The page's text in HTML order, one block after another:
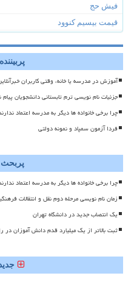
فیش حج
قیمت بیسیم کنوود
آموزش در مدرسه یا خانه، وقتی کاربران
جزئیات نام نویسی ترم تابستانی دانشجویان پیام
چرا برخی خانواده ها دیگر به مدرسه اعتماد
فردا آزمون سمپاد و نمونه دولتی
پربحث
چرا برخی خانواده ها دیگر به مدرسه اعتماد
زمان نام نویسی مرحله دوم نقل و انتقالات
یک انتصاب جدید در دانشگاه تهران
ثبت بالاتر از یک میلیارد قدم دانش آموزان در